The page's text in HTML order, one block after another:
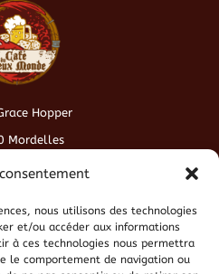
nous utilisons des technologies
et/ou accéder aux informations
à ces technologies nous permettra
le comportement de navigation ou
Hopper
Mordelles
de vente
de cookies